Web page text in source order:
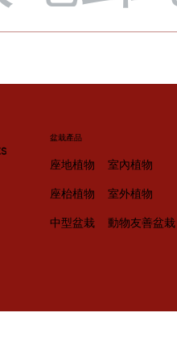
盆栽產品
座地植物
座枱植物
中型盆栽
室內植物
室外植物
動物友善盆栽